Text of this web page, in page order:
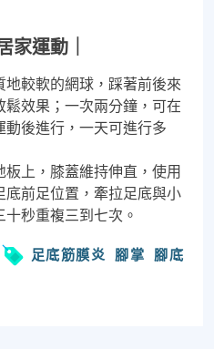
家運動｜
地較軟的網球，踩著前後來
鬆效果；一次兩分鐘，可在
動後進行，一天可進行多
上，膝蓋維持伸直，使用
底前足位置，牽拉足底與小
秒重複三到七次。
足底筋膜炎 腳掌 腳底